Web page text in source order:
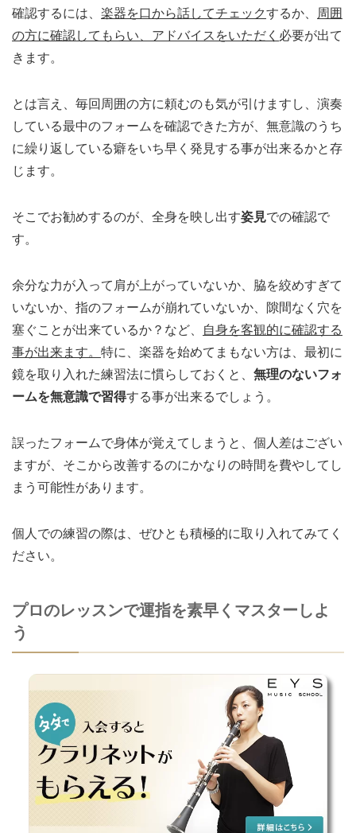
確認するには、 楽器を口から話してチェックするか、 周囲
の方に確認してもらい、アドバイスをいただく 必要が出て
きます。
とは言え、毎回周囲の方に頼むのも気が引けますし、演奏
している最中のフォームを確認できた方が、無意識のうち
に繰り返している癖をいち早く発見する事が出来るかと存
じます。
そこでお勧めするのが、全身を映し出す姿見での確認で
す。
余分な力が入って肩が上がっていないか、脇を絞めすぎて
いないか、指のフォームが崩れていないか、隙間なく穴を
塞ぐことが出来ているか？など、
自身を客観的に確認する
事が出来ます。 特に、楽器を始めてまもない方は、最初に
鏡を取り入れた練習法に慣らしておくと、 無理のないフォ
ームを無意識で習得する事が出来るでしょう。
誤ったフォームで身体が覚えてしまうと、個人差はござい
ますが、そこから改善するのにかなりの時間を費やしてし
まう可能性があります。
個人での練習の際は、ぜひとも積極的に取り入れてみてく
ださい。
プロのレッスンで運指を素早くマスターしよ
う